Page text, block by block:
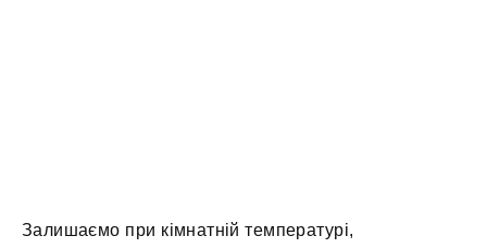
Залишаємо при кімнатній температурі,